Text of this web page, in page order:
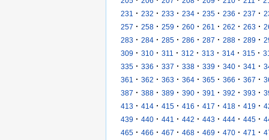
231
· 232 · 233 · 234 · 235 · 236 · 237 ·
257 · 258 · 259 · 260 · 261 · 262 · 263 ·
283 · 284 · 285 · 286 · 287 · 288 · 289 ·
309 · 310 · 311 · 312 · 313 · 314 · 315 ·
335 · 336 · 337 · 338 · 339 · 340 · 341 ·
361
· 362 · 363 · 364 · 365 · 366 · 367 ·
387 · 388 · 389 · 390 · 391 · 392 · 393 ·
413 · 414 · 415 · 416 · 417 · 418 · 419 ·
439 · 440 · 441 · 442 · 443 · 444 · 445 ·
465 · 466 · 467 · 468 · 469 · 470 · 471 ·